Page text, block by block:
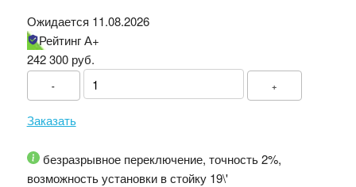
Ожидается 11.08.2026
Рейтинг А+
242 300руб.
- +
Заказать
безразрывное переключение, точность 2%,
возможность установки в стойку 19\'